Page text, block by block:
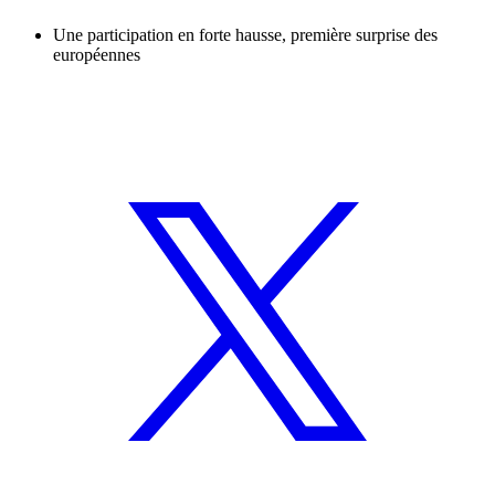
Une participation en forte hausse, première surprise des
européennes